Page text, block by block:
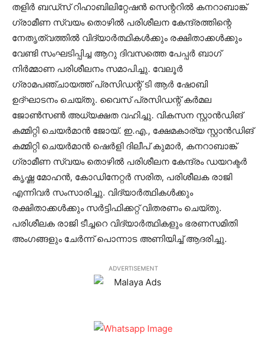
തളിര്‍ ബഡ്‌സ് റിഹാബിലിറ്റേഷന്‍ സെന്ററില്‍ കനറാബാങ്ക്
ഗ്രാമീണ സ്വയം തൊഴില്‍ പരിശീലന കേന്ദ്രത്തിന്റെ
നേതൃത്വത്തില്‍ വിദ്യാര്‍ത്ഥികള്‍ക്കും രക്ഷിതാക്കള്‍ക്കും
വേണ്ടി സംഘടിപ്പിച്ച ആറു ദിവസത്തെ പേപ്പര്‍ ബാഗ്
നിര്‍മ്മാണ പരിശീലനം സമാപിച്ചു. വേലൂര്‍
ഗ്രാമപഞ്ചായത്ത് പ്രസിഡന്റ് ടി ആര്‍ ഷോബി
ഉദ്ഘാടനം ചെയ്തു. വൈസ് പ്രസിഡന്റ് കര്‍മല
ജോണ്‍സണ്‍ അധ്യക്ഷത വഹിച്ചു. വികസന സ്റ്റാന്‍ഡിങ്
കമ്മിറ്റി ചെയര്‍മാന്‍ ജോയ്. ഇ.എ., ക്ഷേമകാര്യ സ്റ്റാന്‍ഡിങ്
കമ്മിറ്റി ചെയര്‍മാന്‍ ഷെര്‍ളി ദിലീപ് കുമാര്‍, കനറാബാങ്ക്
ഗ്രാമീണ സ്വയം തൊഴില്‍ പരിശീലന കേന്ദ്രം ഡയറക്ടര്‍
കൃഷ്ണ മോഹന്‍, കോഡിനേറ്റര്‍ സരിത, പരിശീലക രാജി
എന്നിവര്‍ സംസാരിച്ചു. വിദ്യാര്‍ത്ഥികള്‍ക്കും
രക്ഷിതാക്കള്‍ക്കും സര്‍ട്ടിഫിക്കറ്റ് വിതരണം ചെയ്തു.
പരിശീലക രാജി ടീച്ചറെ വിദ്യാര്‍ത്ഥികളും ഭരണസമിതി
അംഗങ്ങളും ചേര്‍ന്ന് പൊന്നാട അണിയിച്ച് ആദരിച്ചു.
ADVERTISEMENT